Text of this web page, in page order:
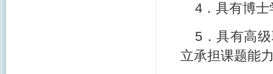
4．具有博
5．具有高
立承担课题能